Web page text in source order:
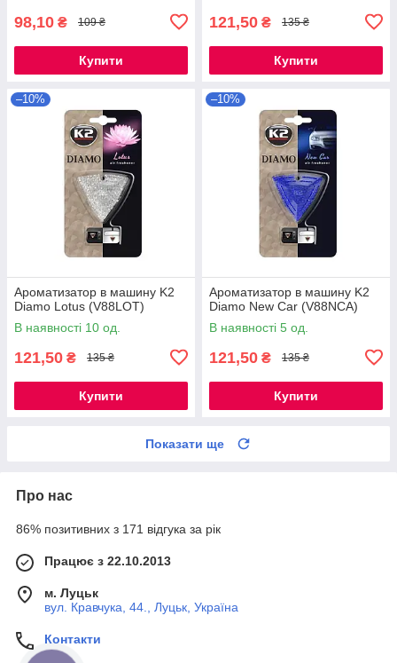
98,10 ₴ 109 ₴
Купити
121,50 ₴ 135 ₴
Купити
–10%
Ароматизатор в машину K2
Diamo Lotus (V88LOT)
В наявності 10 од.
121,50 ₴ 135 ₴
Купити
–10%
Ароматизатор в машину K2
Diamo New Car (V88NCA)
В наявності 5 од.
121,50 ₴ 135 ₴
Купити
Показати ще
Про нас
86% позитивних з 171 відгука за рік
Працює з 22.10.2013
м. Луцьк
вул. Кравчука, 44., Луцьк, Україна
Контакти